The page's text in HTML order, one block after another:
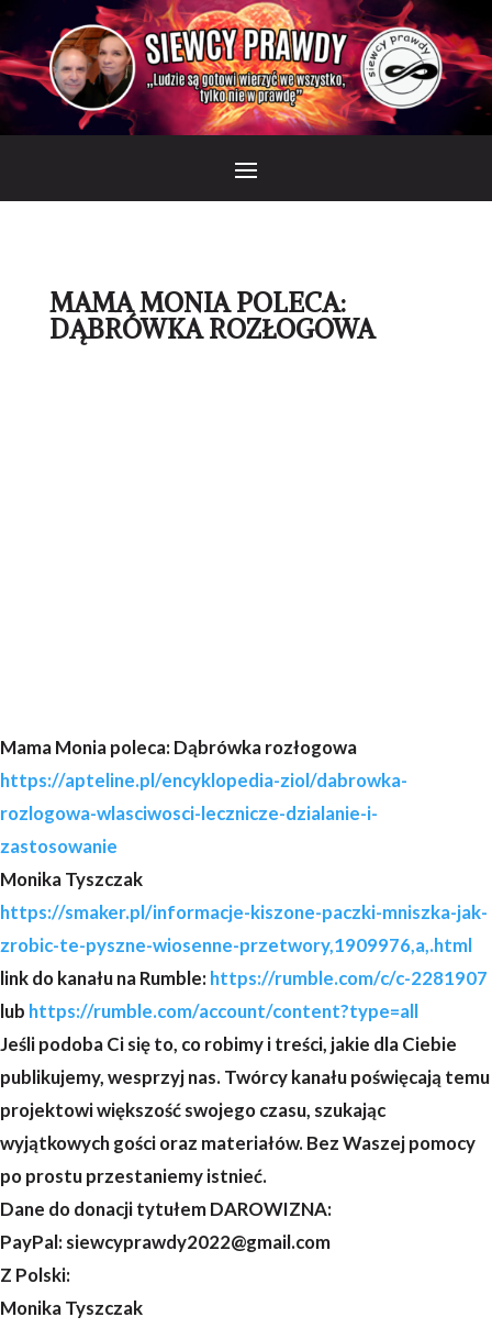
MAMA MONIA POLECA:
DĄBRÓWKA ROZŁOGOWA
Mama Monia poleca: Dąbrówka rozłogowa
https://apteline.pl/encyklopedia-ziol/dabrowka-
rozlogowa-wlasciwosci-lecznicze-dzialanie-i-
zastosowanie
Monika Tyszczak
https://smaker.pl/informacje-kiszone-paczki-mniszka-jak-
zrobic-te-pyszne-wiosenne-przetwory,1909976,a,.html
link do kanału na Rumble: https://rumble.com/c/c-2281907
lub https://rumble.com/account/content?type=all
Jeśli podoba Ci się to, co robimy i treści, jakie dla Ciebie
publikujemy, wesprzyj nas. Twórcy kanału poświęcają temu
projektowi większość swojego czasu, szukając
wyjątkowych gości oraz materiałów. Bez Waszej pomocy
po prostu przestaniemy istnieć.
Dane do donacji tytułem DAROWIZNA:
PayPal: siewcyprawdy2022@gmail.com
Z Polski:
Monika Tyszczak